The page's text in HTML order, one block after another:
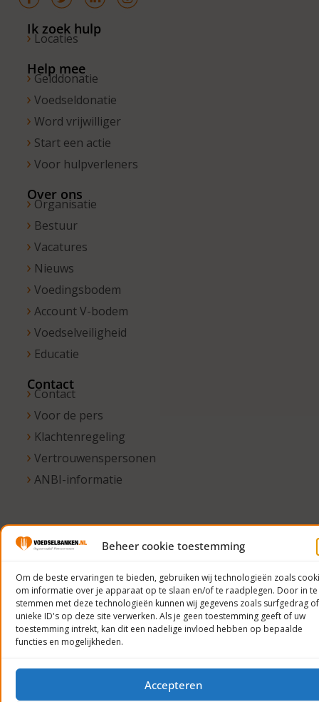
Beheer cookie toestemming
Om de beste ervaringen te bieden, gebruiken wij technologieën zoals
om informatie over je apparaat op te slaan en/of te raadplegen. Door in te
stemmen met deze technologieën kunnen wij gegevens zoals surfgedrag of
unieke ID's op deze site verwerken. Als je geen toestemming geeft of uw
toestemming intrekt, kan dit een nadelige invloed hebben op bepaalde
functies en mogelijkheden.
Accepteren
zijn wij
bereikbaar
van 10.00 –
Ik zoek hulp
Locaties
Help mee
Gelddonatie
Voedseldonatie
Word vrijwilliger
Start een actie
Voor hulpverleners
Over ons
Organisatie
Bestuur
Vacatures
Nieuws
Voedingsbodem
Account V-bodem
Voedselveiligheid
Educatie
Contact
Contact
Voor de pers
Klachtenregeling
Vertrouwenspersonen
ANBI-informatie
© 2023
Nederland
Privacyverklaring